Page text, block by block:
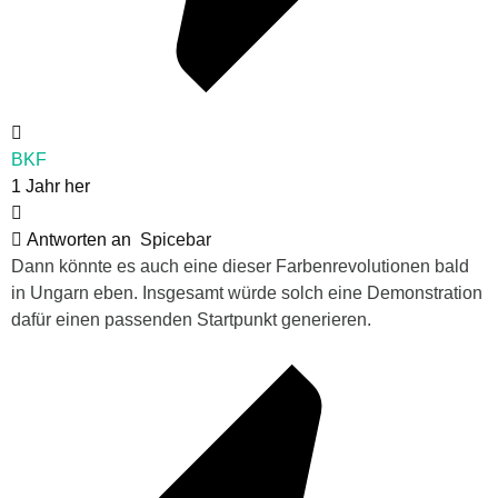
BKF
1 Jahr her
Antworten an Spicebar
Dann könnte es auch eine dieser Farbenrevolutionen bald
in Ungarn eben. Insgesamt würde solch eine Demonstration
dafür einen passenden Startpunkt generieren.